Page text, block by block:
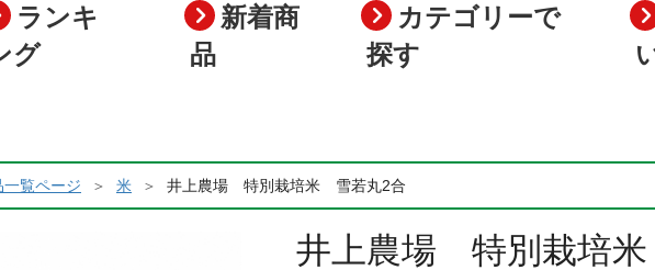
ランキ
グ
新着商
品
カテゴリーで
探す
一覧ページ 米 井上農場 特別栽培米 雪若丸2合
井上農場 特別栽培